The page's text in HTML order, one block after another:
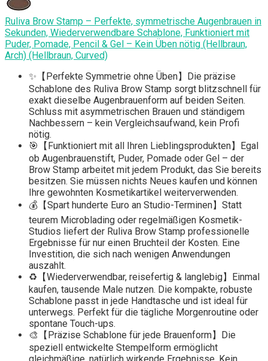
Ruliva Brow Stamp – Perfekte, symmetrische Augenbrauen in
Sekunden, Wiederverwendbare Schablone, Funktioniert mit
Puder, Pomade, Pencil & Gel – Kein Üben nötig (Hellbraun,
Arch) (Hellbraun, Curved)
✨【Perfekte Symmetrie ohne Üben】Die präzise
Schablone des Ruliva Brow Stamp sorgt blitzschnell für
exakt dieselbe Augenbrauenform auf beiden Seiten.
Schluss mit asymmetrischen Brauen und ständigem
Nachbessern – kein Vergleichsaufwand, kein Profi
nötig.
🎯【Funktioniert mit all Ihren Lieblingsprodukten】Egal
ob Augenbrauenstift, Puder, Pomade oder Gel – der
Brow Stamp arbeitet mit jedem Produkt, das Sie bereits
besitzen. Sie müssen nichts Neues kaufen und können
Ihre gewohnten Kosmetikartikel weiterverwenden.
💰【Spart hunderte Euro an Studio-Terminen】Statt
teurem Microblading oder regelmäßigen Kosmetik-
Studios liefert der Ruliva Brow Stamp professionelle
Ergebnisse für nur einen Bruchteil der Kosten. Eine
Investition, die sich nach wenigen Anwendungen
auszahlt.
♻️【Wiederverwendbar, reisefertig & langlebig】Einmal
kaufen, tausende Male nutzen. Die kompakte, robuste
Schablone passt in jede Handtasche und ist ideal für
unterwegs. Perfekt für die tägliche Morgenroutine oder
spontane Touch-ups.
🎨【Präzise Schablone für jede Brauenform】Die
speziell entwickelte Stempelform ermöglicht